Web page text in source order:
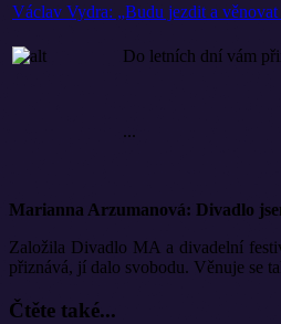
Václav Vydra: „Budu jezdit a
Do letních dní vám
...
Marianna Arzumanová: Divadlo
Založila Divadlo MA a divadelní
přiznává, jí dalo svobodu. Věnuje se
Čtěte také...